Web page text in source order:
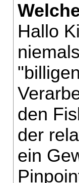
Hallo
den
der
ein